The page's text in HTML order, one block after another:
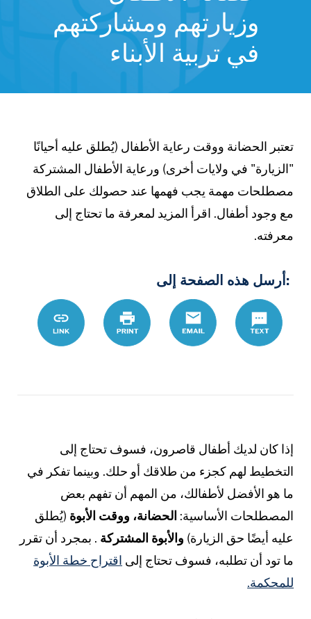
وزيارتهم ومشاركتهم
في تربية الأبناء
تعتبر الحضانة ووقت رعاية الأطفال (يُطلق عليه أحيانًا
"الزيارة" في ولايات أخرى) ورعاية الأطفال المشتركة
مصطلحات مهمة يجب فهمها عند حصولك على الطلاق
مع وجود أطفال. اقرأ المزيد لمعرفة ما تحتاج إلى
معرفته.
:أرسل هذه الصفحة إلى
Text
Email
Print
Link
إذا كان لديك أطفال قاصرون، فسوف تحتاج إلى
التخطيط لهم كجزء من طلاقك أو حلك. وبينما تفكر في
ما هو الأفضل لأطفالك، من المهم أن تفهم بعض
المصطلحات الأساسية: الحضانة، ووقت الأبوة (يُطلق
عليه أيضًا حق الزيارة) والأبوة المشتركة . بمجرد أن تقرر
ما تود أن تطلبه، فسوف تحتاج إلى اقتراح خطة الأبوة
للمحكمة.